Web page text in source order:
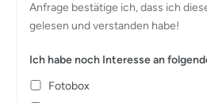
Anfrage bestätige ich, dass ich
gelesen und verstanden habe!
Ich habe noch Interesse an
Fotobox